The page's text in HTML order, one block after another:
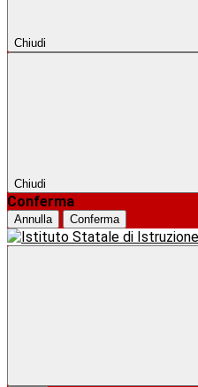
Chiudi
Chiudi
Conferma
Annulla Conferma